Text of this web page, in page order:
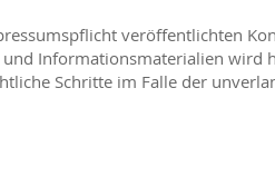
veröffentlichten
Informationsmaterialien wird
Schritte im Falle der